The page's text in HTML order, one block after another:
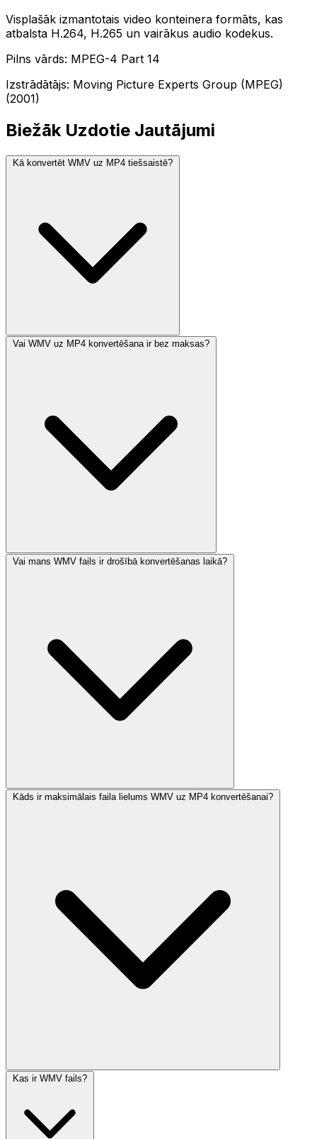
Visplašāk izmantotais video konteinera formāts, kas
atbalsta H.264, H.265 un vairākus audio kodekus.
Pilns vārds: MPEG-4 Part 14
Izstrādātājs: Moving Picture Experts Group (MPEG)
(2001)
Biežāk Uzdotie Jautājumi
Kā konvertēt WMV uz MP4 tiešsaistē?
Vai WMV uz MP4 konvertēšana ir bez maksas?
Vai mans WMV fails ir drošībā konvertēšanas laikā?
Kāds ir maksimālais faila lielums WMV uz MP4 konvertēšanai?
Kas ir WMV fails?